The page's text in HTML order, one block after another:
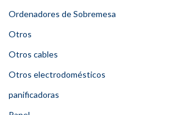
Ordenadores de Sobremesa
Otros
Otros cables
Otros electrodomésticos
panificadoras